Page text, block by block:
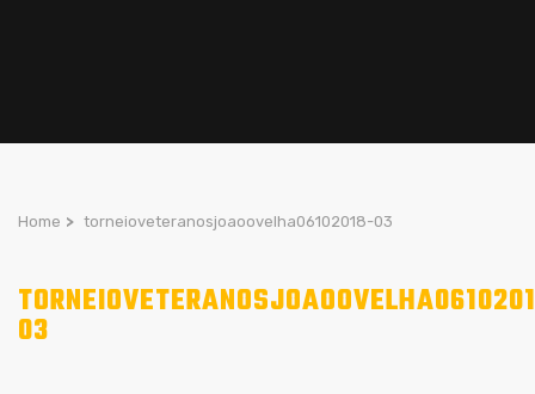
Home > torneioveteranosjoaoovelha06102018-03
03